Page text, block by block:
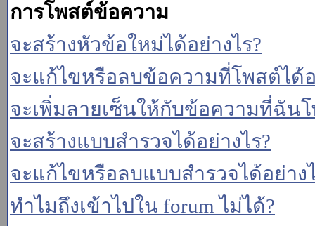
การโพสต์ข้อความ
จะสร้างหัวข้อใหม่ได้อย่างไร?
จะแก้ไขหรือลบข้อความที่โพสต์ได้อ
จะเพิ่มลายเซ็นให้กับข้อความที่ฉันโ
จะสร้างแบบสำรวจได้อย่างไร?
จะแก้ไขหรือลบแบบสำรวจได้อย่าง
ทำไมถึงเข้าไปใน forum ไม่ได้?